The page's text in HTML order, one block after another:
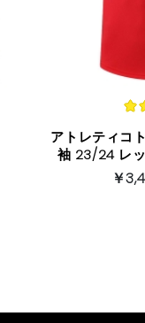
アトレティコ
袖
￥